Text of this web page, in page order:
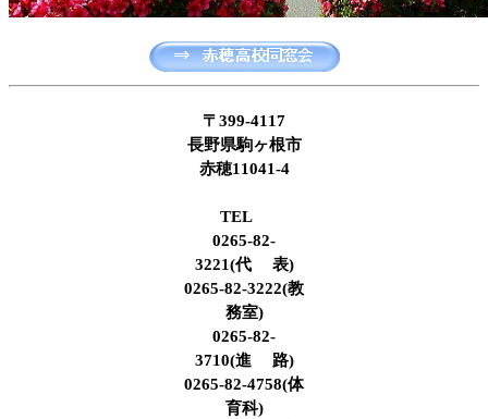
〒399-4117
長野県駒ヶ根市
赤穂11041-4
TEL
0265-82-
3221(代 表)
0265-82-3222(教
務室)
0265-82-
3710(進 路)
0265-82-4758(体
育科)